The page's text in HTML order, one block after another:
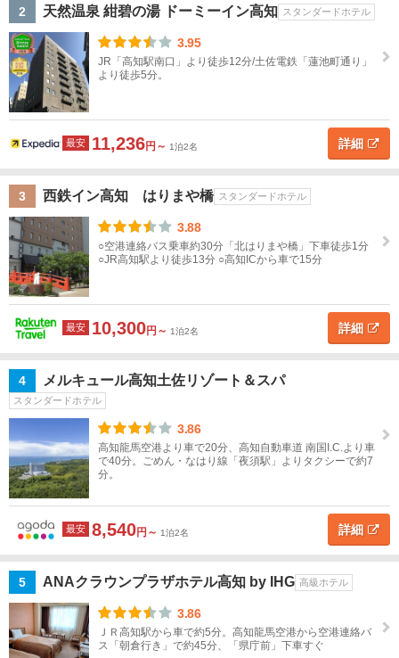
ホ
テ
ル
タ
イ
プ
ス
タ
ド
ホ
テ
ル
高
級
旅
館
高
級
ペ
ン
民
宿
貸
別
テ
ル
こ
の
条
件
で
探
す
地図
を表示
北
関
東
甲
越
北
陸
東
海
近
畿
中
国
国
徳
島
愛
媛
2 天然温泉 紺碧の湯 ドーミーイン高知 スタンダードホテル
3.95
JR「高知駅南口」より徒歩12分/土佐電鉄「蓮池町通り」
より徒歩5分。
最安 11,236円～ 1泊2名 詳細
3 西鉄イン高知 はりまや橋 スタンダードホテル
3.88
○空港連絡バス乗車約30分「北はりまや橋」下車徒歩1分
○JR高知駅より徒歩13分 ○高知ICから車で15分
最安 10,300円～ 1泊2名 詳細
4 メルキュール高知土佐リゾート＆スパ
スタンダードホテル
3.86
高知龍馬空港より車で20分、高知自動車道 南国I.C.より車
で40分。ごめん・なはり線「夜須駅」よりタクシーで約7
分。
最安 8,540円～ 1泊2名 詳細
5 ANAクラウンプラザホテル高知 by IHG 高級ホテル
3.86
ＪＲ高知駅から車で約5分。高知龍馬空港から空港連絡バ
ス「朝倉行き」で約45分、「県庁前」下車すぐ